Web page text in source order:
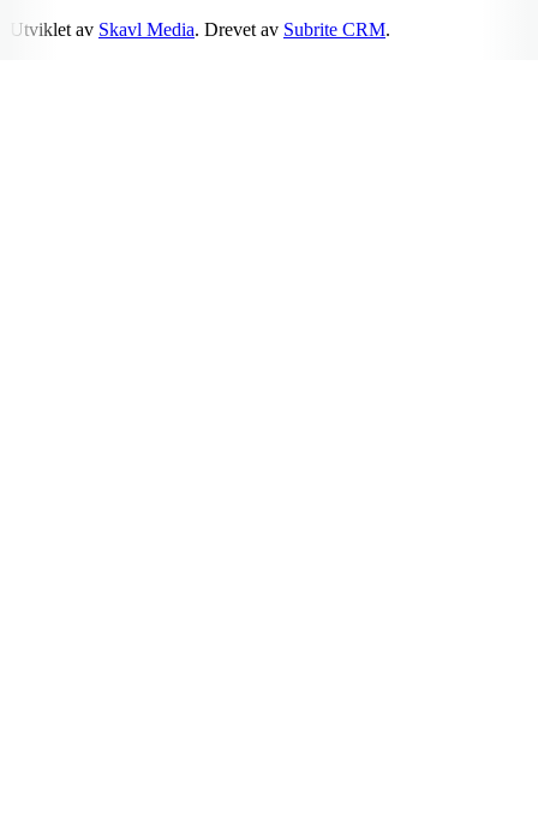
Utviklet av Skavl Media. Drevet av Subrite CRM.